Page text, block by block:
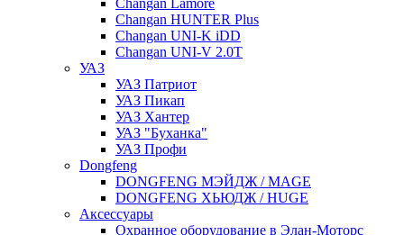
Changan Lamore
Changan HUNTER Plus
Changan UNI-K iDD
Changan UNI-V 2.0T
УАЗ
УАЗ Патриот
УАЗ Пикап
УАЗ Хантер
УАЗ "Буханка"
УАЗ Профи
Dongfeng
DONGFENG МЭЙДЖ / MAGE
DONGFENG ХЬЮДЖ / HUGE
Аксессуары
Охранное оборудование в Элан-Моторс